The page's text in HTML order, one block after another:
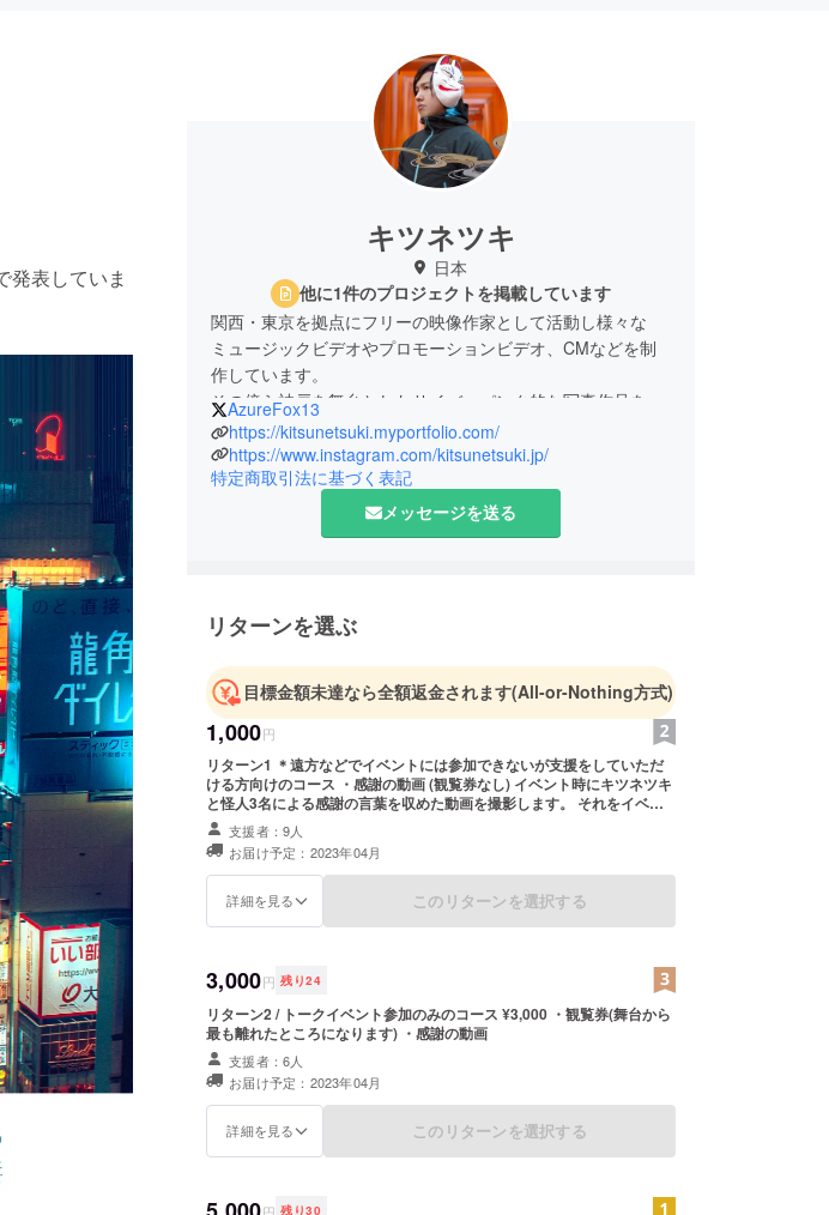
発表していま
キツネツキ
日本
他に1件のプロジェクトを掲載しています
関西・東京を拠点にフリーの映像作家として活動し様々な
ミュージックビデオやプロモーションビデオ、CMなどを制
作しています。
その傍ら神戸を舞台としたサイバーパンク的な写真作品を
Instagramに投稿することをスタート。神戸海岸通りにある
タナゴコロータスのオリジナルブランド"Nenuphar"のグラ
フィックを担当、アートフェアや展示などを行い自主制作の
写真集を制作し販売するといった写真作家としても活動して
AzureFox13
https://kitsunetsuki.myportfolio.com/
https://www.instagram.com/kitsunetsuki.jp/
特定商取引法に基づく表記
メッセージを送る
リターンを選ぶ
目標金額未達なら全額返金されます(All-or-Nothing方式)
1,000円
リターン1 ＊遠方などでイベントには参加できないが支援をしていただ
ける方向けのコース ・感謝の動画 (観覧券なし) イベント時にキツネツキ
と怪人3名による感謝の言葉を収めた動画を撮影します。 それをイベン
ト終了後お送りいたします。 オンライン上で動画をアップし、支援者の
み見れる形で公開します。
支援者：9人
お届け予定：2023年04月
詳細を見る このリターンを選択する
3,000円 残り24
リターン2 / トークイベント参加のみのコース ¥3,000 ・観覧券(舞台から
最も離れたところになります) ・感謝の動画
支援者：6人
お届け予定：2023年04月
詳細を見る このリターンを選択する
残り30